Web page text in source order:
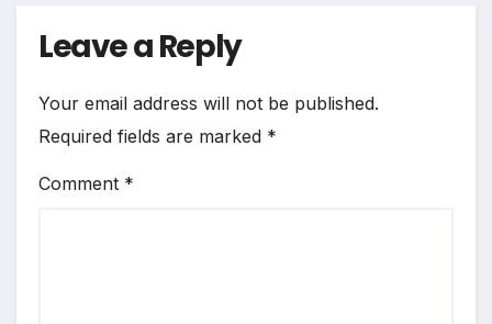
Leave a Reply
Your email address will not be published.
Required fields are marked *
Comment *